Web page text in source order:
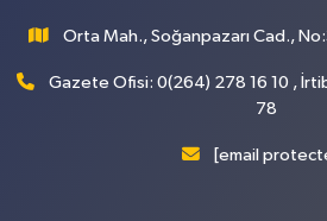
Orta Mah., Soğanpazarı Cad.,
Gazete Ofisi: 0(264) 278 16 10 ,
78
[email